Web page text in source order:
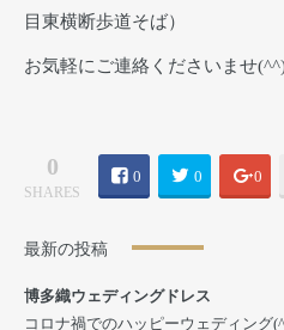
目東横断歩道そば）
お気軽にご連絡くださいませ
0
SHARES
0 0 0
最新の投稿
博多織ウェディングドレス
コロナ禍でのハッピーウェディング